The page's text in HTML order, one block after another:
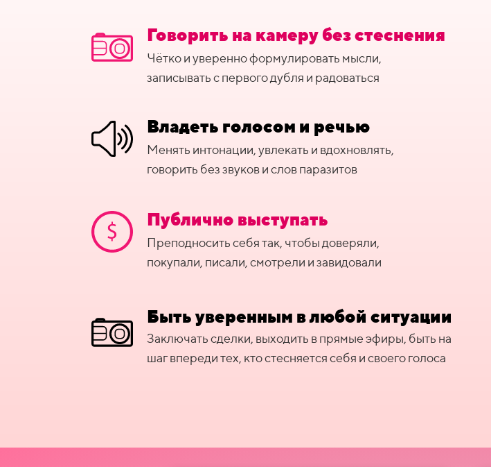
Владеть голосом и речью
Чётко и уверенно формулировать мысли,
записывать с первого дубля и радоваться
Говорить на камеру без стеснения
Быть уверенным в любой ситуации
Публично выступать
Заключать сделки, выходить в прямые эфиры, быть на
шаг впереди тех, кто стесняется себя и своего голоса
Менять интонации, увлекать и вдохновлять,
говорить без звуков и слов паразитов
Преподносить себя так, чтобы доверяли,
покупали, писали, смотрели и завидовали